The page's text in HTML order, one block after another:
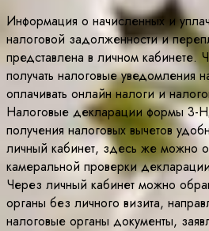
Информация о начисленных и
налоговой задолженности и
представлена в личном кабинете.
получать налоговые уведомления
оплачивать онлайн налоги и
Налоговые декларации формы 3-
получения налоговых вычетов
личный кабинет, здесь же можно
камеральной проверки
Через личный кабинет можно
органы без личного визита,
налоговые органы документы,